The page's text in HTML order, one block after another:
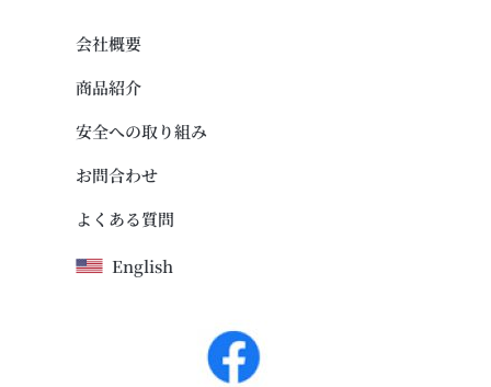
会社概要
商品紹介
安全への取り組み
お問合わせ
よくある質問
English